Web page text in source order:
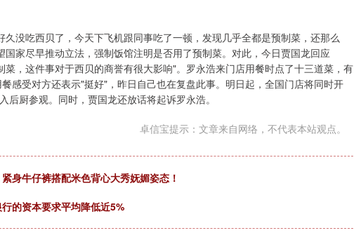
没吃西贝了，今天下飞机跟同事吃了一顿，发现几乎全都是预制菜，还那么
家尽早推动立法，强制饭馆注明是否用了预制菜。对此，今日贾国龙回应
，这件事对于西贝的商誉有很大影响"。罗永浩来门店用餐时点了十三道菜，有
感受对方还表示"挺好"，昨日自己也在复盘此事。明日起，全国门店将同时开
厨参观。同时，贾国龙还放话将起诉罗永浩。
卓信宝提示：文章来自网络，不代表本站观点。
身牛仔裤搭配米色背心大秀妩媚姿态！
的资本要求平均降低近5%